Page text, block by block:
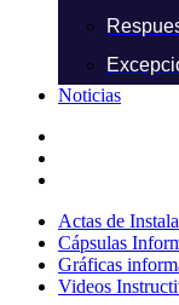
Noticias
Actas de
Cápsulas
Gráficas
Videos